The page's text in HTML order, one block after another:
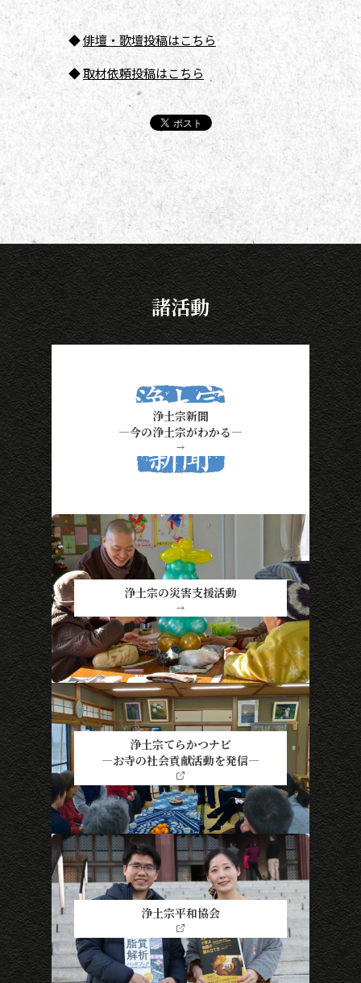
◆俳壇・歌壇投稿はこちら
◆取材依頼投稿はこちら
諸活動
浄土宗新聞
―今の浄土宗がわかる―
→
浄土宗の災害支援活動
→
浄土宗てらかつナビ
―お寺の社会貢献活動を発信―
浄土宗平和協会